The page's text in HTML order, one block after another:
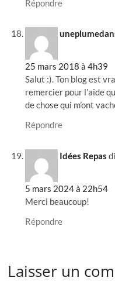
Répondre
25 mars 2018 à 4h39
Salut :). Ton blog est
remercier pour l’aide
de chose qui m’ont
Répondre
Idées Repas
5 mars 2024 à 22h54
Merci beaucoup!
Répondre
Laisser un